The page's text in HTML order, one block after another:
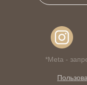
*Meta -